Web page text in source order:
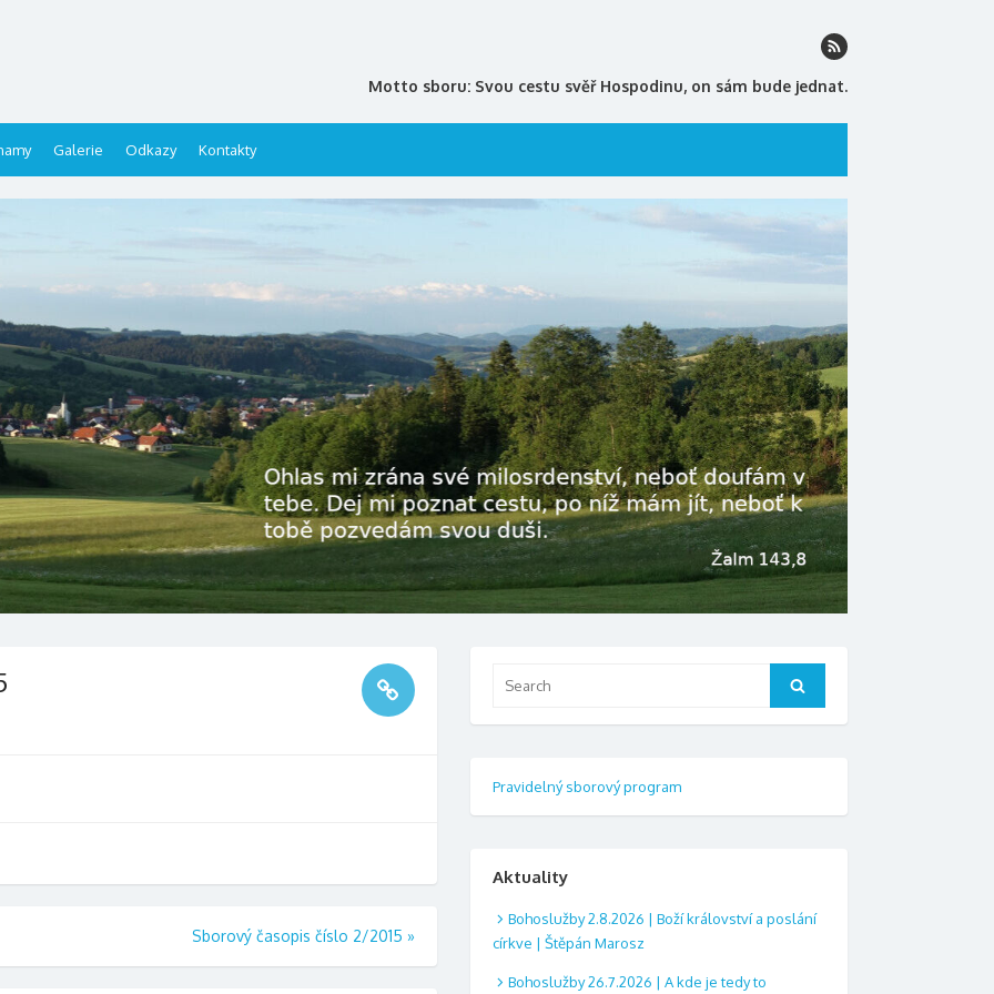
Motto sboru: Svou cestu svěř Hospodinu, on sám bude jednat.
Galerie Odkazy Kontakty
Sborový časopis číslo 2/2015 »
Search
Pravidelný sborový program
Aktuality
Bohoslužby 2.8.2026 | Boží království a poslání
církve | Štěpán Marosz
Bohoslužby 26.7.2026 | A kde je tedy to